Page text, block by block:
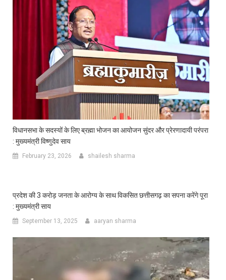
विधानसभा के सदस्यों के लिए ब्रह्मा भोजन का आयोजन सुंदर और प्रेरणादायी परंपरा
: मुख्यमंत्री विष्णुदेव साय
February 23, 2026 shailesh sharma
प्रदेश की 3 करोड़ जनता के आरोग्य के साथ विकसित छत्तीसगढ़ का सपना करेंगे पूरा
: मुख्यमंत्री साय
September 13, 2025 aaryan sharma